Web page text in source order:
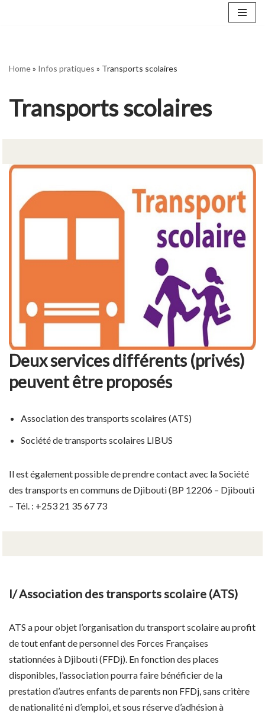
contenu
Home» Infos pratiques » Transports scolaires
Transports scolaires
Deux services différents (privés)
peuvent être proposés
Association des transports scolaires (ATS)
Société de transports scolaires LIBUS
Il est également possible de prendre contact avec la Société
des transports en communs de Djibouti (BP 12206 – Djibouti
– Tél. : +253 21 35 67 73
I/ Association des transports scolaire (ATS)
ATS a pour objet l’organisation du transport scolaire au profit
de tout enfant de personnel des Forces Françaises
stationnées à Djibouti (FFDj). En fonction des places
disponibles, l’association pourra faire bénéficier de la
prestation d’autres enfants de parents non FFDj, sans critère
de nationalité ni d’emploi, et sous réserve d’adhésion à